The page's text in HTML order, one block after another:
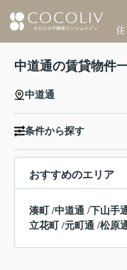
中道通の賃貸物件
中道通
条件から探す
おすすめのエリア
湊町/中道通 /下山手
立花町/元町通 /松原